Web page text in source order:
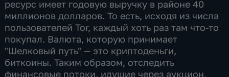
ресурс имеет годовую выручку в районе 40
миллионов долларов. То есть, исходя из числа
пользователей Tor, каждый хоть раз там что-то
покупал. Валюта, которую принимает
"Шелковый путь" — это криптоденьги,
биткоины. Таким образом, отследить
финансовые потоки, идущие через аукцион,